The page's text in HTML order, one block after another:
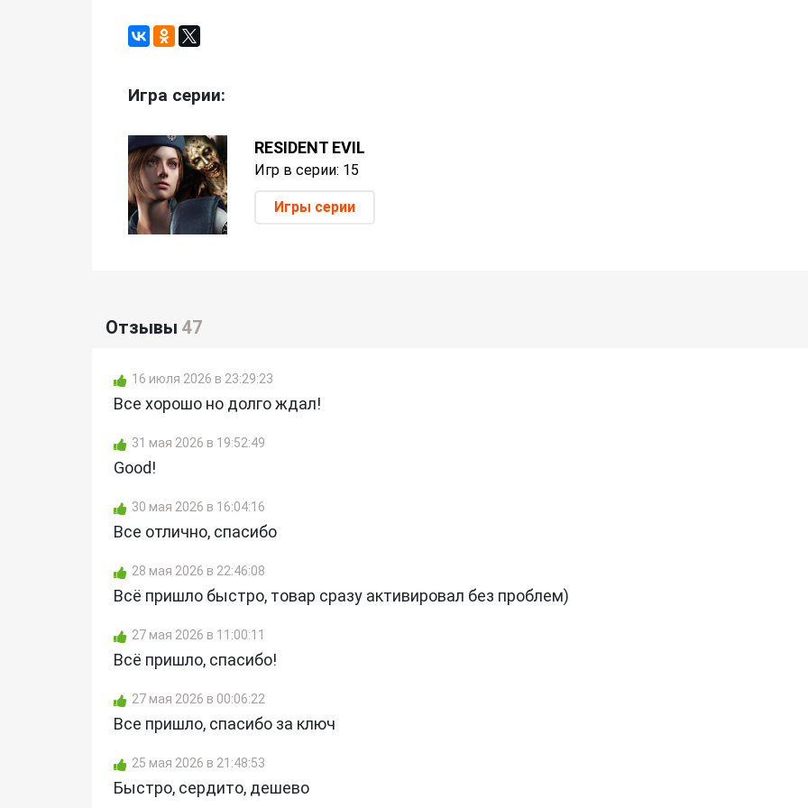
Игра серии:
RESIDENT EVIL
Игр в серии: 15
Игры серии
Отзывы 47
16 июля 2026 в 23:29:23
Все хорошо но долго ждал!
31 мая 2026 в 19:52:49
Good!
30 мая 2026 в 16:04:16
Все отлично, спасибо
28 мая 2026 в 22:46:08
Всё пришло быстро, товар сразу активировал без проблем)
27 мая 2026 в 11:00:11
Всё пришло, спасибо!
27 мая 2026 в 00:06:22
Все пришло, спасибо за ключ
25 мая 2026 в 21:48:53
Быстро, сердито, дешево